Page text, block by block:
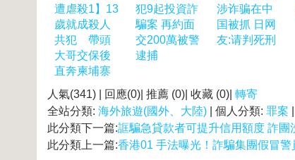
遭虐殺1】13
歲就成殺人
共犯 帶頭
大哥交保後
直奔柬埔寨
犯9起投資詐
騙案 再約面
交200萬被警
逮捕
涉诈骗在中
国被抓 日网
友:请判死刑
人氣(341) | 回應(0)| 推薦 (0)| 收藏 (0)| 轉寄
全站分類: 海外旅遊(國外、大陸) | 個人分類: 罪案
此分類下一篇:誆騙急貸款者可提升信用額度 詐團
此分類上一篇:香港01 手法曝光！詐騙集團假冒